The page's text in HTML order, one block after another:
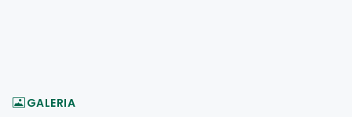
GALERIA